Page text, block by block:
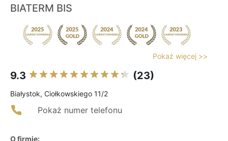
BIATERM BIS
Pokaż więcej >>
9.3 (23)
Białystok, Ciołkowskiego 11/2
Pokaż numer telefonu
O firmie: